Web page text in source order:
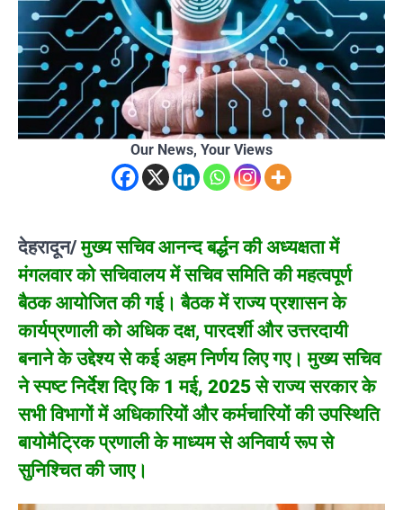
Our News, Your Views
देहरादून/ मुख्य सचिव आनन्द बर्द्धन की अध्यक्षता में
मंगलवार को सचिवालय में सचिव समिति की महत्वपूर्ण
बैठक आयोजित की गई। बैठक में राज्य प्रशासन के
कार्यप्रणाली को अधिक दक्ष, पारदर्शी और उत्तरदायी
बनाने के उद्देश्य से कई अहम निर्णय लिए गए। मुख्य सचिव
ने स्पष्ट निर्देश दिए कि 1 मई, 2025 से राज्य सरकार के
सभी विभागों में अधिकारियों और कर्मचारियों की उपस्थिति
बायोमैट्रिक प्रणाली के माध्यम से अनिवार्य रूप से
सुनिश्चित की जाए।